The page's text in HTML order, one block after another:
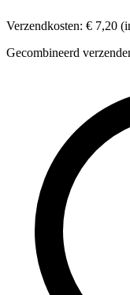
Verzendkosten: € 7,20
Gecombineerd